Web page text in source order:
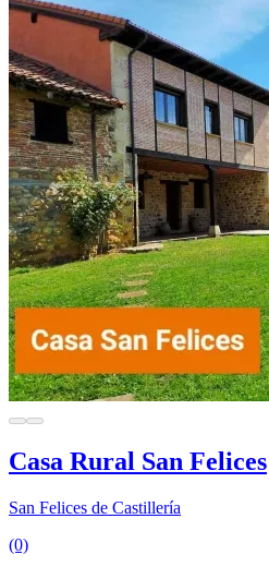
Casa Rural San Felices
San Felices de Castillería
(0)